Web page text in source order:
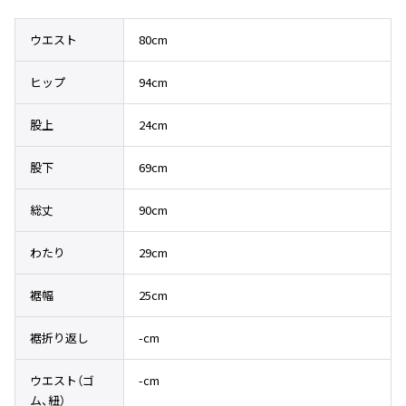
ワイズフォーメン
Y-3
Y-3
LIMI feu
LIMI feu
リミフゥ
メガネ・サングラス
2026.07.16
Denim
すべてを表示
ウエスト 80cm
ヒップ 94cm
股上 24cm
股下 69cm
総丈 90cm
わたり 29cm
裾幅 25cm
裾折り返し -cm
ウエスト（ゴ
ム、紐）
-cm